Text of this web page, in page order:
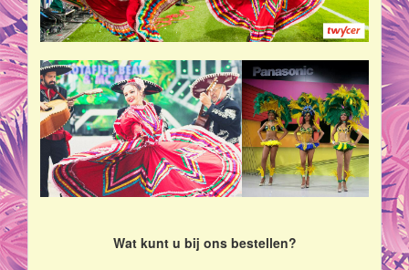
Wat kunt u bij ons bestellen?